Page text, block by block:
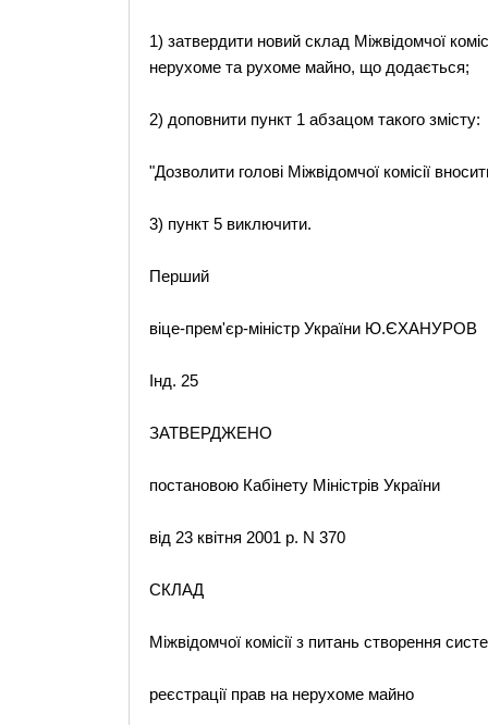
1) затвердити новий склад Міжвідомчої
нерухоме та рухоме майно, що додається;
2) доповнити пункт 1 абзацом такого змісту:
"Дозволити голові Міжвідомчої комісії
3) пункт 5 виключити.
Перший
віце-прем'єр-міністр України Ю.ЄХАНУРОВ
Інд. 25
ЗАТВЕРДЖЕНО
постановою Кабінету Міністрів України
від 23 квітня 2001 р. N 370
СКЛАД
Міжвідомчої комісії з питань створення
реєстрації прав на нерухоме майно